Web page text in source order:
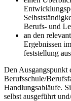
Berufs- und
an den
Ergebnissen
feststellung
Den Ausgangspunkt
Berufsschule/
Handlungsabläufe.
selbst ausgeführt